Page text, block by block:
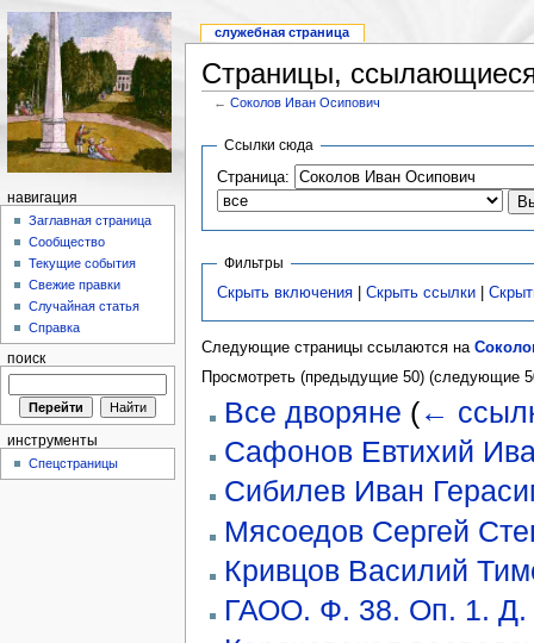
Страницы,
←Соколов Иван Осипович
Ссылки сюда
Страница:
Фильтры
Скрыть включения |Скрыть ссылки |
Следующие страницы ссылаются на
Просмотреть (предыдущие 50) (следующие
Все дворяне (←
Сафонов Евтихий
Сибилев Иван
Мясоедов Сергей
Кривцов Василий
ГАОО. Ф. 38. Оп. 1. Д.
служебная страница
навигация
Заглавная страница
Сообщество
Текущие события
Свежие правки
Случайная статья
Справка
поиск
инструменты
Спецстраницы